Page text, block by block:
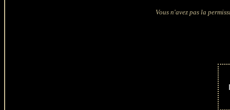
Vous n'avez pas la